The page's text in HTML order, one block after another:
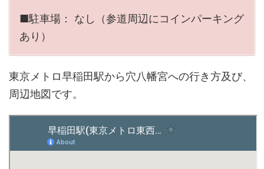
■駐車場： なし（参道周辺にコインパーキング
あり）
東京メトロ早稲田駅から穴八幡宮への行き方及び、
周辺地図です。